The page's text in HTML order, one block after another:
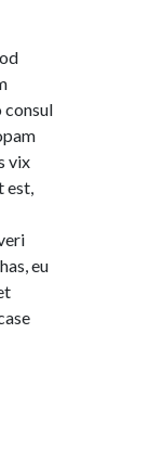
consul
vix
est,
eu